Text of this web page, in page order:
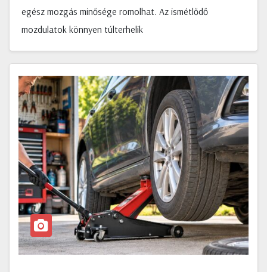
egész mozgás minősége romolhat. Az ismétlődő
mozdulatok könnyen túlterhelik